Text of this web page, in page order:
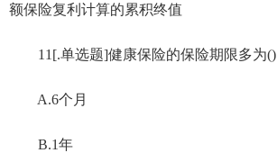
额保险复利计算的累积终值
11[.单选题]健康保险的保险期限多为()
A.6个月
B.1年